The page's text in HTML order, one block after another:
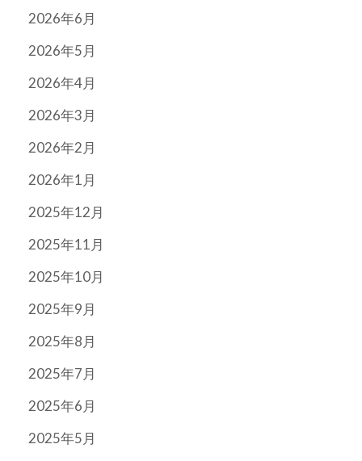
2026年6月
2026年5月
2026年4月
2026年3月
2026年2月
2026年1月
2025年12月
2025年11月
2025年10月
2025年9月
2025年8月
2025年7月
2025年6月
2025年5月